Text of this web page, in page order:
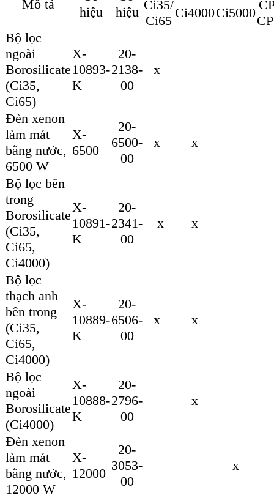
Mô tả
hiệu
hiệu Ci35/
Ci65
Ci4000Ci5000
Bộ lọc
ngoài
Borosilicate
(Ci35,
Ci65)
X-
10893-
K
20-
2138-
00
x
Đèn xenon
làm mát
bằng nước,
6500 W
X-
6500
20-
6500-
00
x x
Bộ lọc bên
trong
Borosilicate
(Ci35,
Ci65,
Ci4000)
X-
10891-
K
20-
2341-
00
x x
Bộ lọc
thạch anh
bên trong
(Ci35,
Ci65,
Ci4000)
X-
10889-
K
20-
6506-
00
x x
Bộ lọc
ngoài
Borosilicate
(Ci4000)
X-
10888-
K
20-
2796-
00
x
Đèn xenon
làm mát
bằng nước,
12000 W
X-
12000
20-
3053-
00
x